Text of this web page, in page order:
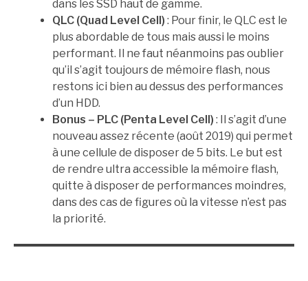
dans les SSD haut de gamme.
QLC (Quad Level Cell) : Pour finir, le QLC est le
plus abordable de tous mais aussi le moins
performant. Il ne faut néanmoins pas oublier
qu’il s’agit toujours de mémoire flash, nous
restons ici bien au dessus des performances
d’un HDD.
Bonus – PLC (Penta Level Cell) : Il s’agit d’une
nouveau assez récente (août 2019) qui permet
à une cellule de disposer de 5 bits. Le but est
de rendre ultra accessible la mémoire flash,
quitte à disposer de performances moindres,
dans des cas de figures où la vitesse n’est pas
la priorité.